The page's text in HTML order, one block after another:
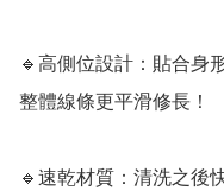
🔹高側位設計：貼合身
整體線條更平滑修長！
🔹速乾材質：清洗之後